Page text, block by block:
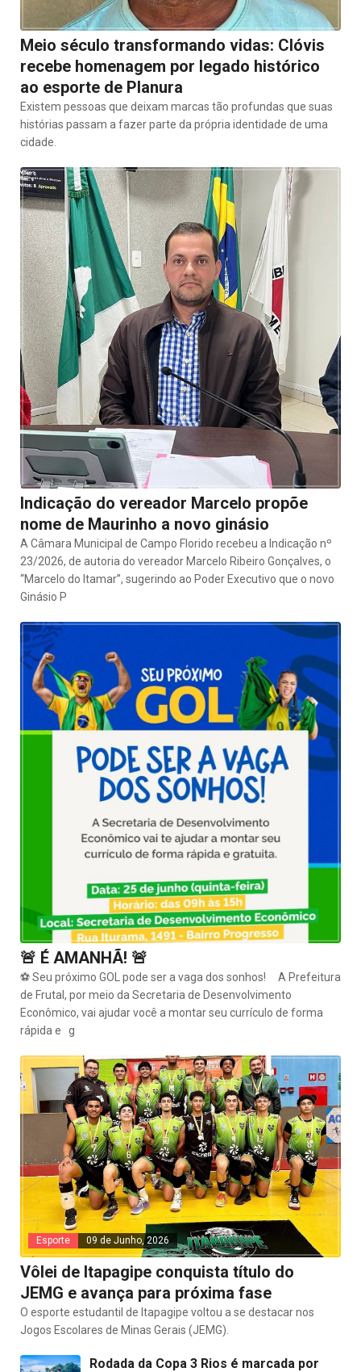
Meio século transformando vidas: Clóvis
recebe homenagem por legado histórico
ao esporte de Planura
Existem pessoas que deixam marcas tão profundas que suas
histórias passam a fazer parte da própria identidade de uma
cidade.
Indicação do vereador Marcelo propõe
nome de Maurinho a novo ginásio
A Câmara Municipal de Campo Florido recebeu a Indicação nº
23/2026, de autoria do vereador Marcelo Ribeiro Gonçalves, o
“Marcelo do Itamar”, sugerindo ao Poder Executivo que o novo
Ginásio P
🚨 É AMANHÃ! 🚨
⚽ Seu próximo GOL pode ser a vaga dos sonhos! A Prefeitura
de Frutal, por meio da Secretaria de Desenvolvimento
Econômico, vai ajudar você a montar seu currículo de forma
rápida e g
Esporte 09 de Junho, 2026
Vôlei de Itapagipe conquista título do
JEMG e avança para próxima fase
O esporte estudantil de Itapagipe voltou a se destacar nos
Jogos Escolares de Minas Gerais (JEMG).
Rodada da Copa 3 Rios é marcada por